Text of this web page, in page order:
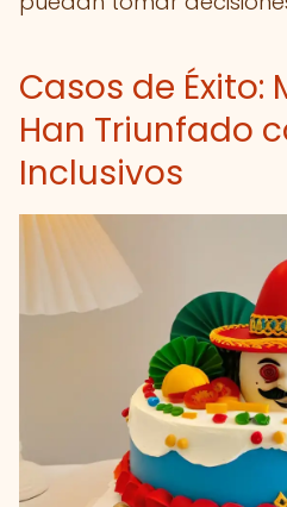
Casos de Éxito:
Han Triunfado
Inclusivos